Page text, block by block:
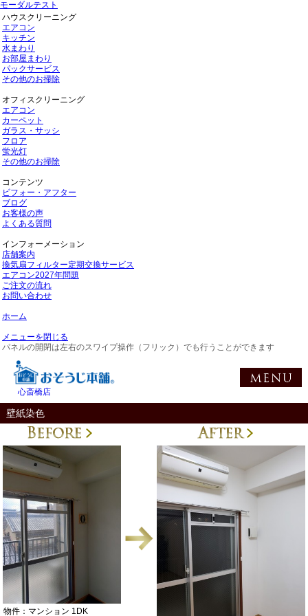
モーダルテスト
ハウスクリーニング
エアコン
キッチン
水まわり
お部屋まわり
パックサービス
その他のお掃除
オフィスクリーニング
エアコン
カーペット
ガラス・サッシ
フロア
蛍光灯
その他のお掃除
コンテンツ
ビフォー・アフター
ブログ
お客様の声
よくある質問
インフォーメーション
店舗案内
換気扇フィルター定期交換サービス
エアコン2027年問題
ご注文の流れ
お問い合わせ
ホーム
メニューを閉じる
パネルの開閉は左右のスワイプ操作（フリック）でも行うことができます
心斎橋店
壁紙染色
物件：マンション 1DK